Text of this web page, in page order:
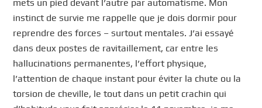
mets un pied devant l’autre par automatisme. Mon
instinct de survie me rappelle que je dois dormir pour
reprendre des forces – surtout mentales. J’ai essayé
dans deux postes de ravitaillement, car entre les
hallucinations permanentes, l’effort physique,
l’attention de chaque instant pour éviter la chute ou la
torsion de cheville, le tout dans un petit crachin qui